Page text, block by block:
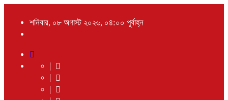
শনিবার, ০৮ অগাস্ট ২০২৬, ০৪:০০ পূর্বাহ্ন